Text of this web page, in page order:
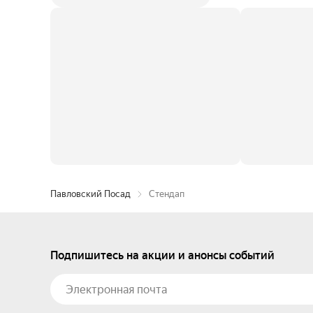
Павловский Посад Стендап
Подпишитесь на акции и анонсы событий